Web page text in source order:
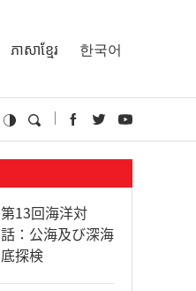
ភាសាខ្មែរ 한국어
第13回海洋対
話：公海及び深海
底探検